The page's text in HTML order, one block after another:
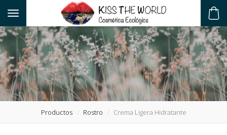
Toggle navigation
Productos Rostro Crema Ligera Hidratante